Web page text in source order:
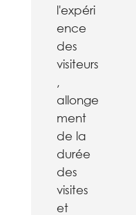
l'expéri
ence
des
visiteurs
,
allonge
ment
de la
durée
des
visites
et